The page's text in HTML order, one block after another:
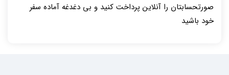
صورتحسابتان را آنلاین پرداخت کنید و بی دغدغه آماده سفر
خود باشید